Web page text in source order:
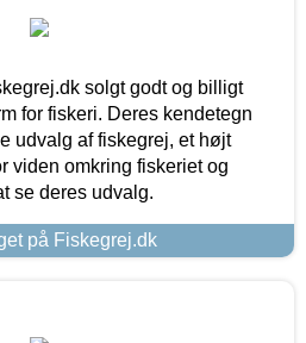
solgt godt og billigt
for fiskeri. Deres kendetegn
udvalg af fiskegrej, et højt
viden omkring fiskeriet og
se deres udvalg.
på Fiskegrej.dk